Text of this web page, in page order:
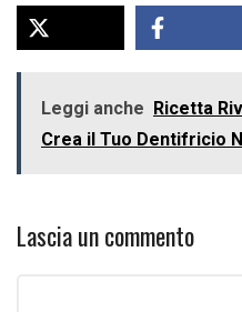
Leggi anche Ricetta
Crea il Tuo Dentifricio
Lascia un commento